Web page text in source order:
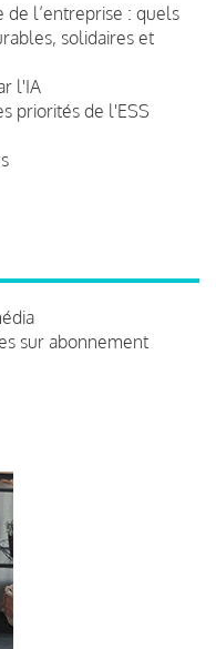
de l’entreprise : quels
solidaires et
l'IA
priorités de l'ESS
sur abonnement